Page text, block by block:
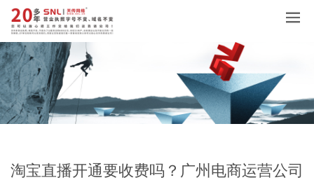
淘宝直播开通要收费吗？广州电商运营公司